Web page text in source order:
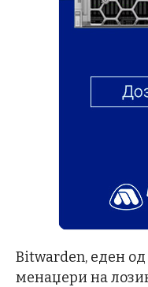
Bitwarden, еден
менаџери на